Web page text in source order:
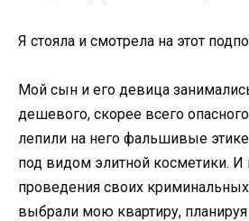
Я стояла и смотрела на этот
Мой сын и его девица
дешевого, скорее всего
лепили на него фальшивые
под видом элитной косметики.
проведения своих
выбрали мою квартиру,